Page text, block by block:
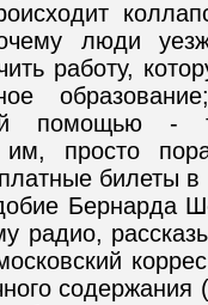
люди
работу,
помощью -
им, просто
билеты
Бернарда
радио,
содержания (